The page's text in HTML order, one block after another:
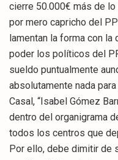
cierre 50.000€ más de
por mero capricho del
lamentan la forma con
poder los políticos del
sueldo puntualmente
absolutamente nada
Casal, “Isabel Gómez
dentro del organigrama
todos los centros que
Por ello, debe dimitir de